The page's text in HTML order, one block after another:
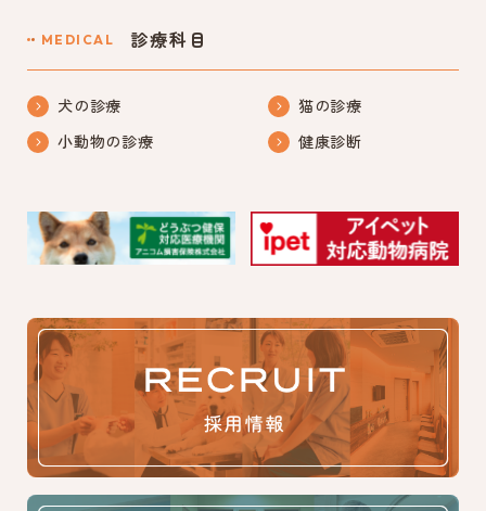
MEDICAL 診療科目
犬の診療
猫の診療
小動物の診療
健康診断